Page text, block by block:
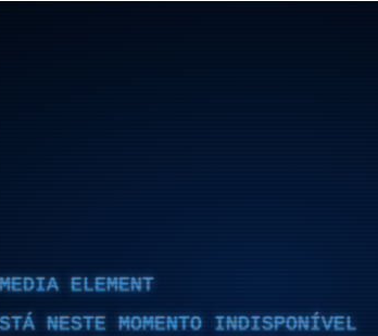
ELEMENT
NESTE MOMENTO INDISPONÍVEL